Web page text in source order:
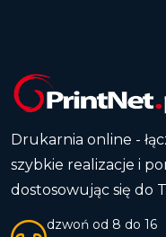
Drukarnia online -
szybkie realizacje i
dostosowując się do
dzwoń od 8 do 16